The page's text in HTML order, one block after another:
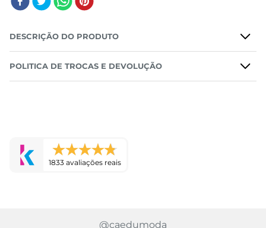
DESCRIÇÃO DO PRODUTO
POLITICA DE TROCAS E DEVOLUÇÃO
1833 avaliações reais
@caedumoda